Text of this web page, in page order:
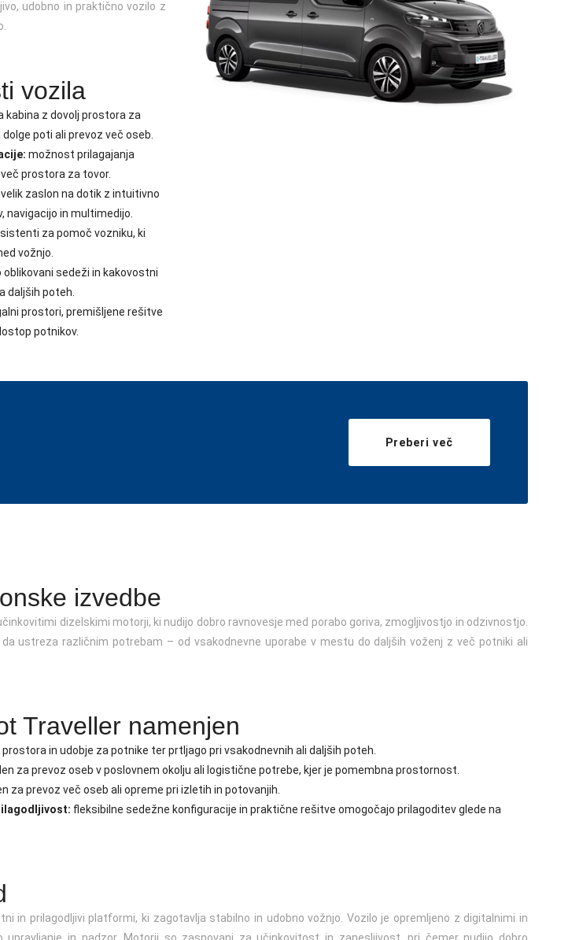
udobno in praktično vozilo z
vozila
kabina z dovolj prostora za
poti ali prevoz več oseb.
možnost prilagajanja
prostora za tovor.
velik zaslon na dotik z intuitivno
navigacijo in multimedijo.
za pomoč vozniku, ki
vožnjo.
sedeži in kakovostni
daljših poteh.
prostori, premišljene rešitve
potnikov.
Preberi več
izvedbe
dizelskimi motorji, ki nudijo dobro ravnovesje med porabo goriva, zmogljivostjo in odzivnostjo.
ustreza različnim potrebam – od vsakodnevne uporabe v mestu do daljših voženj z več potniki ali
Traveller namenjen
in udobje za potnike ter prtljago pri vsakodnevnih ali daljših poteh.
za prevoz oseb v poslovnem okolju ali logistične potrebe, kjer je pomembna prostornost.
za prevoz več oseb ali opreme pri izletih in potovanjih.
fleksibilne sedežne konfiguracije in praktične rešitve omogočajo prilagoditev glede na
in prilagodljivi platformi, ki zagotavlja stabilno in udobno vožnjo. Vozilo je opremljeno z digitalnimi in